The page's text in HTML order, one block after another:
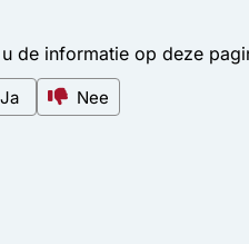
de informatie op deze
Ja Nee